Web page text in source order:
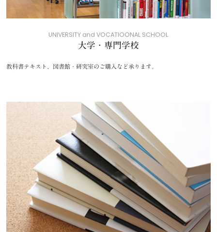
UNIVERSITY and VOCATIOONAL SCHOOL
大学・専門学校
教科書テキスト、図書館・研究室のご購入など承ります。